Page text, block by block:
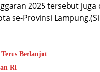
2025 tersebut
se-Provinsi
Pencarian Korban Tenggelam di Curug Sri Rahayu Terus Berlanjut
RI